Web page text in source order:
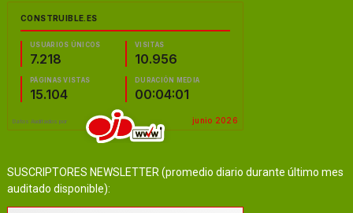
SUSCRIPTORES NEWSLETTER (promedio diario durante último mes
auditado disponible):